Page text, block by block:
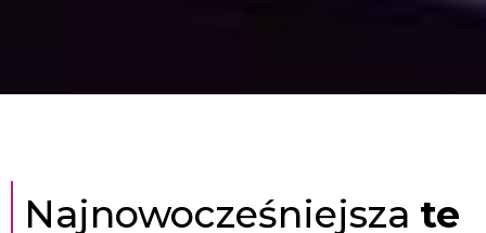
Najnowocześniejsza te